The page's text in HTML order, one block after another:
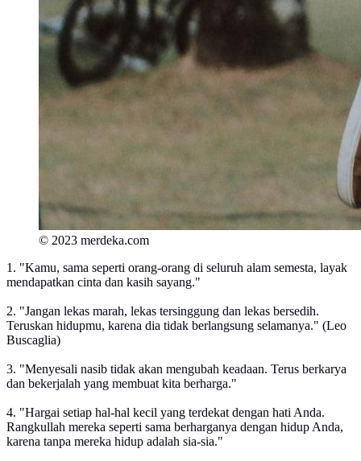
© 2023 merdeka.com
1. "Kamu, sama seperti orang-orang di seluruh alam semesta, layak
mendapatkan cinta dan kasih sayang."
2. "Jangan lekas marah, lekas tersinggung dan lekas bersedih.
Teruskan hidupmu, karena dia tidak berlangsung selamanya." (Leo
Buscaglia)
3. "Menyesali nasib tidak akan mengubah keadaan. Terus berkarya
dan bekerjalah yang membuat kita berharga."
4. "Hargai setiap hal-hal kecil yang terdekat dengan hati Anda.
Rangkullah mereka seperti sama berharganya dengan hidup Anda,
karena tanpa mereka hidup adalah sia-sia."